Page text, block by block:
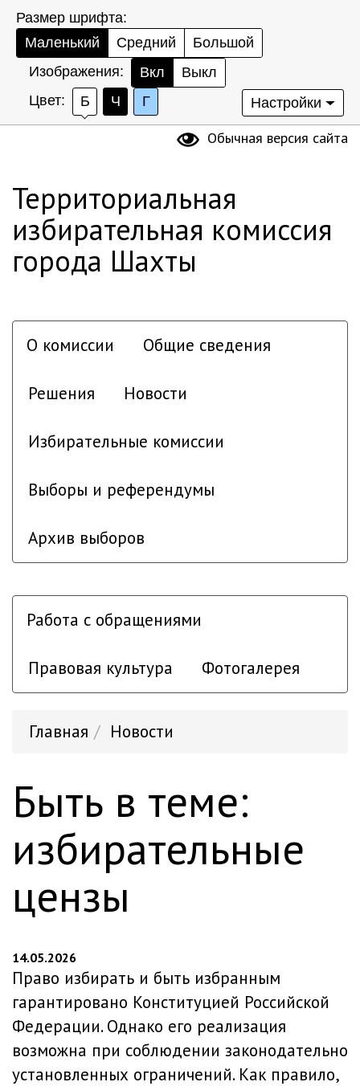
Размер шрифта:
Маленький
Средний
Большой
Изображения:
Вкл
Выкл
Цвет:
Б Ч Г Настройки
Обычная версия сайта
Территориальная
избирательная комиссия
города Шахты
О комиссии Общие сведения
Решения Новости
Избирательные комиссии
Выборы и референдумы
Архив выборов
Работа с обращениями
Правовая культура Фотогалерея
Главная Новости
Быть в теме:
избирательные
цензы
14.05.2026
Право избирать и быть избранным
гарантировано Конституцией Российской
Федерации. Однако его реализация
возможна при соблюдении законодательно
установленных ограничений. Как правило,